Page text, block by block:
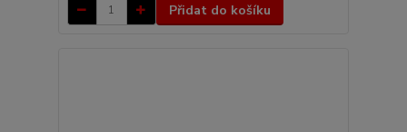
Přidat do košíku